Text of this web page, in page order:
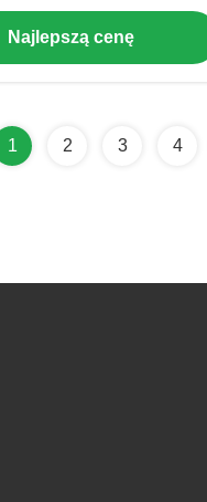
stopu stalowego
Najlepszą cenę
1 2 3 4